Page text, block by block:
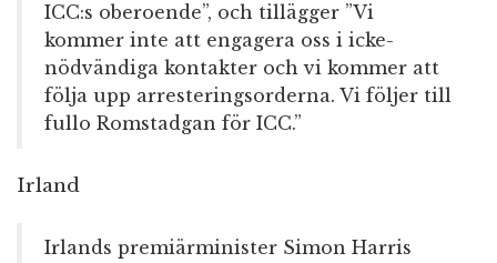
ICC:s oberoende”, och tillägger ”Vi
kommer inte att engagera oss i icke-
nödvändiga kontakter och vi kommer att
följa upp arresteringsorderna. Vi följer till
fullo Romstadgan för ICC.”
Irland
Irlands premiärminister Simon Harris